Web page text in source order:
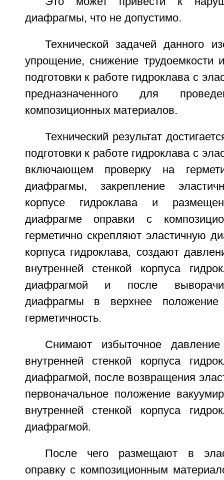
диафрагмы, что не допустимо.
Технической задачей данного
упрощение, снижение трудоемкости
подготовки к работе гидроклава с
предназначенного для
композиционных материалов.
Технический результат
подготовки к работе гидроклава с
включающем проверку на
диафрагмы, закрепление
корпусе гидроклава и
диафрагме оправки с
герметично скрепляют эластичную
корпуса гидроклава, создают
внутренней стенкой корпуса
диафрагмой и после
диафрагмы в верхнее
герметичность.
Снимают избыточное
внутренней стенкой корпуса
диафрагмой, после возвращения
первоначальное положение
внутренней стенкой корпуса
диафрагмой.
После чего размещают в
оправку с композиционным